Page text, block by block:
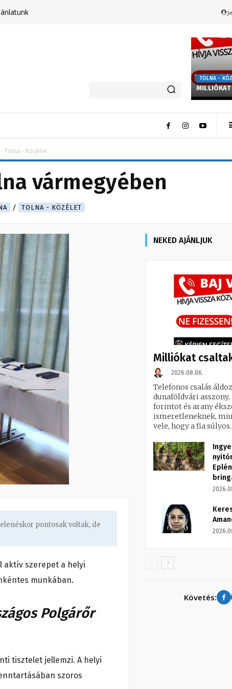
TOLNA -
MILLIÓKAT
Tolna - Közélet
vármegyében
TOLNA - KÖZÉLET
pontosak voltak, de
aktív szerepet a helyi
munkában.
Polgárőr
tisztelet jellemzi. A helyi
szoros
NEKED AJÁNLJUK
Milliókat
2026.08.06.
Telefonos csalás
dunaföldvári
forintot és arany
ismeretleneknek,
vele, hogy a fia
Követés: